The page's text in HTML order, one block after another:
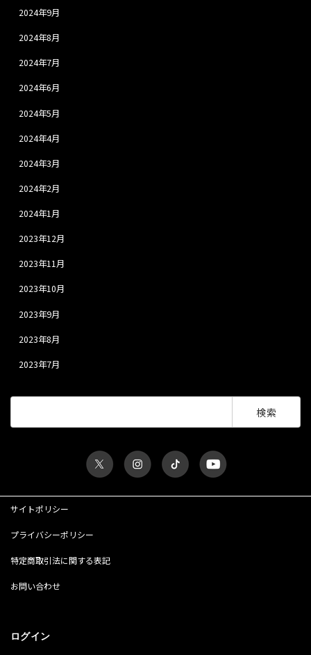
2024年9月
2024年8月
2024年7月
2024年6月
2024年5月
2024年4月
2024年3月
2024年2月
2024年1月
2023年12月
2023年11月
2023年10月
2023年9月
2023年8月
2023年7月
検
サイトポリシー
プライバシーポリシー
特定商取引法に関する表記
お問い合わせ
ログイン